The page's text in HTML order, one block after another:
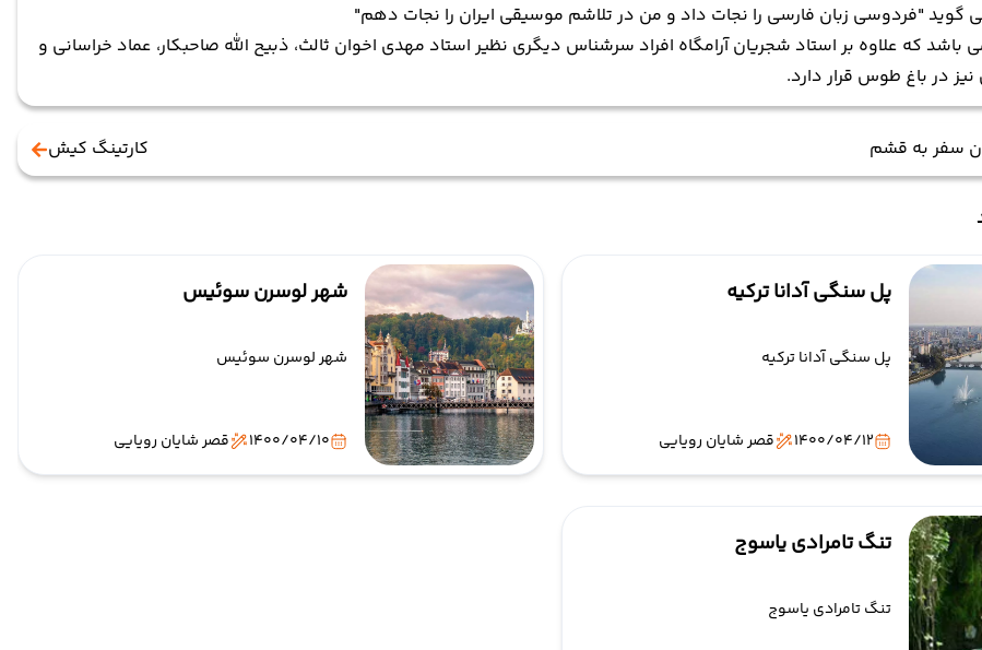
گوید "فردوسی زبان فارسی را نجات داد و من در تلاشم موسیقی ایران را نجات دهم"
باشد که علاوه بر استاد شجریان آرامگاه افراد سرشناس دیگری نظیر استاد مهدی اخوان ثالث، ذبیح الله صاحبکار، عماد خراسانی و
در باغ طوس قرار دارد.
سفر به قشم کارتینگ کیش
پل سنگی آدانا ترکیه
پل سنگی آدانا ترکیه
1400/04/12 قصر شایان رویایی
شهر لوسرن سوئیس
شهر لوسرن سوئیس
1400/04/10 قصر شایان رویایی
تنگ تامرادی یاسوج
تنگ تامرادی یاسوج